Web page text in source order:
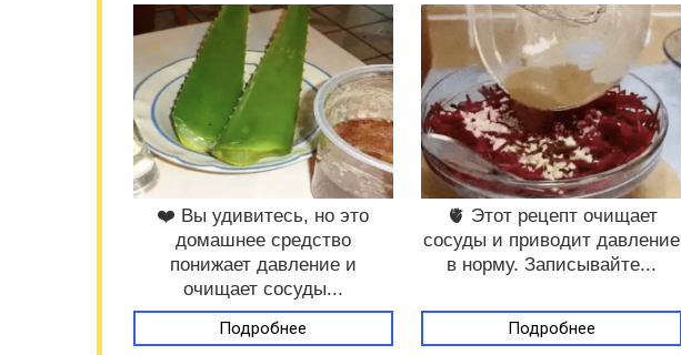
❤️ Вы удивитесь, но это
домашнее средство
понижает давление и
очищает сосуды...
Подробнее
🫀 Этот рецепт очищает
сосуды и приводит давление
в норму. Записывайте...
Подробнее